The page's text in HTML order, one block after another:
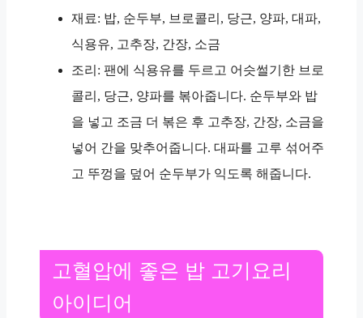
재료: 밥, 순두부, 브로콜리, 당근, 양파, 대파,
식용유, 고추장, 간장, 소금
조리: 팬에 식용유를 두르고 어슷썰기한 브로
콜리, 당근, 양파를 볶아줍니다. 순두부와 밥
을 넣고 조금 더 볶은 후 고추장, 간장, 소금을
넣어 간을 맞추어줍니다. 대파를 고루 섞어주
고 뚜껑을 덮어 순두부가 익도록 해줍니다.
고혈압에 좋은 밥 고기요리
아이디어